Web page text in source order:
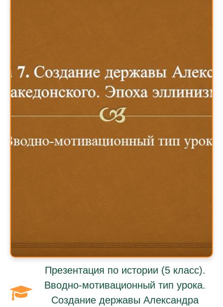
Презентация по истории (5 класс).
Вводно-мотивационный тип урока.
Создание державы Александра